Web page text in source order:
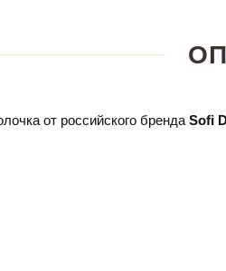
от российского бренда Sofi